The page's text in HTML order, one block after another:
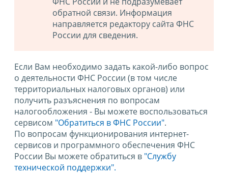
обратной связи. Информация
направляется редактору сайта ФНС
России для сведения.
Если Вам необходимо задать какой-либо вопрос
о деятельности ФНС России (в том числе
территориальных налоговых органов) или
получить разъяснения по вопросам
налогообложения - Вы можете воспользоваться
сервисом "Обратиться в ФНС России".
По вопросам функционирования интернет-
сервисов и программного обеспечения ФНС
России Вы можете обратиться в "Службу
технической поддержки".